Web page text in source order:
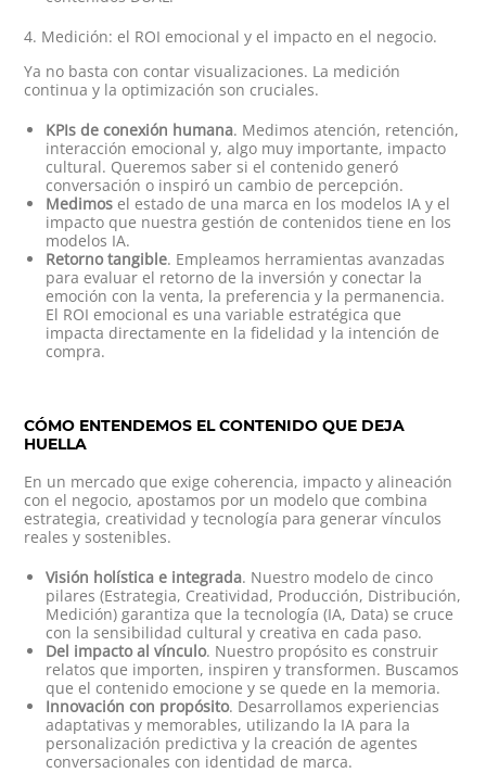
4. Medición: el ROI emocional y el impacto en el negocio.
Ya no basta con contar visualizaciones. La medición
continua y la optimización son cruciales.
KPIs de conexión humana. Medimos atención, retención,
interacción emocional y, algo muy importante, impacto
cultural. Queremos saber si el contenido generó
conversación o inspiró un cambio de percepción.
Medimos el estado de una marca en los modelos IA y el
impacto que nuestra gestión de contenidos tiene en los
modelos IA.
Retorno tangible. Empleamos herramientas avanzadas
para evaluar el retorno de la inversión y conectar la
emoción con la venta, la preferencia y la permanencia.
El ROI emocional es una variable estratégica que
impacta directamente en la fidelidad y la intención de
compra.
CÓMO ENTENDEMOS EL CONTENIDO QUE DEJA
HUELLA
En un mercado que exige coherencia, impacto y alineación
con el negocio, apostamos por un modelo que combina
estrategia, creatividad y tecnología para generar vínculos
reales y sostenibles.
Visión holística e integrada. Nuestro modelo de cinco
pilares (Estrategia, Creatividad, Producción, Distribución,
Medición) garantiza que la tecnología (IA, Data) se cruce
con la sensibilidad cultural y creativa en cada paso.
Del impacto al vínculo. Nuestro propósito es construir
relatos que importen, inspiren y transformen. Buscamos
que el contenido emocione y se quede en la memoria.
Innovación con propósito. Desarrollamos experiencias
adaptativas y memorables, utilizando la IA para la
personalización predictiva y la creación de agentes
conversacionales con identidad de marca.